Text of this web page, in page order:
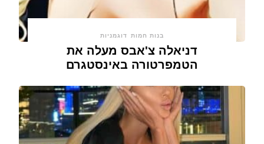
בנות חמות דוגמניות
דניאלה צ'אבס מעלה את
הטמפרטורה באינסטגרם